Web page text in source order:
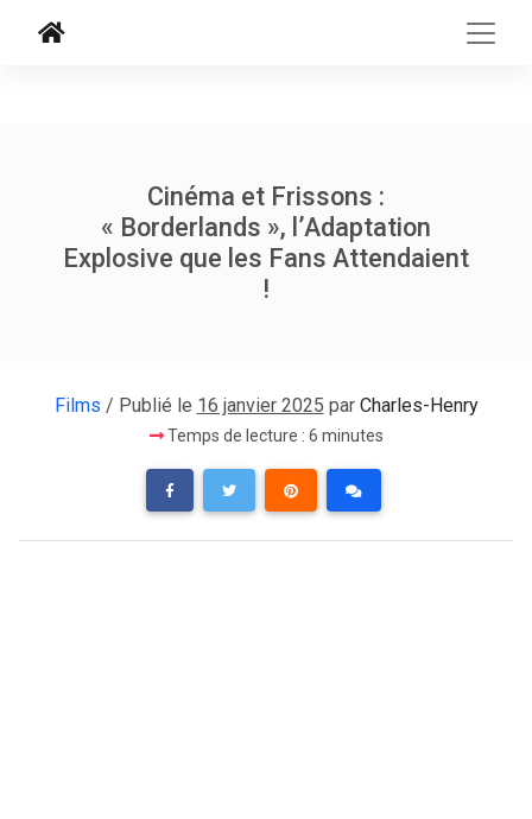
Cinéma et Frissons :
« Borderlands », l’Adaptation
Explosive que les Fans Attendaient
!
Films / Publié le 16 janvier 2025 par Charles-Henry
Temps de lecture : 6 minutes